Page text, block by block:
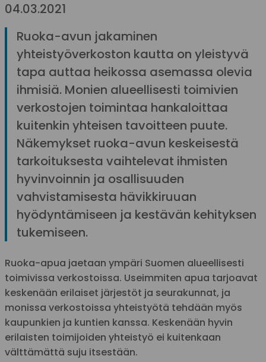
04.03.2021
Ruoka-avun jakaminen
yhteistyöverkoston kautta on yleistyvä
tapa auttaa heikossa asemassa olevia
ihmisiä. Monien alueellisesti toimivien
verkostojen toimintaa hankaloittaa
kuitenkin yhteisen tavoitteen puute.
Näkemykset ruoka-avun keskeisestä
tarkoituksesta vaihtelevat ihmisten
hyvinvoinnin ja osallisuuden
vahvistamisesta hävikkiruuan
hyödyntämiseen ja kestävän kehityksen
tukemiseen.
Ruoka-apua jaetaan ympäri Suomen alueellisesti
toimivissa verkostoissa. Useimmiten apua tarjoavat
keskenään erilaiset järjestöt ja seurakunnat, ja
monissa verkostoissa yhteistyötä tehdään myös
kaupunkien ja kuntien kanssa. Keskenään hyvin
erilaisten toimijoiden yhteistyö ei kuitenkaan
välttämättä suju itsestään.